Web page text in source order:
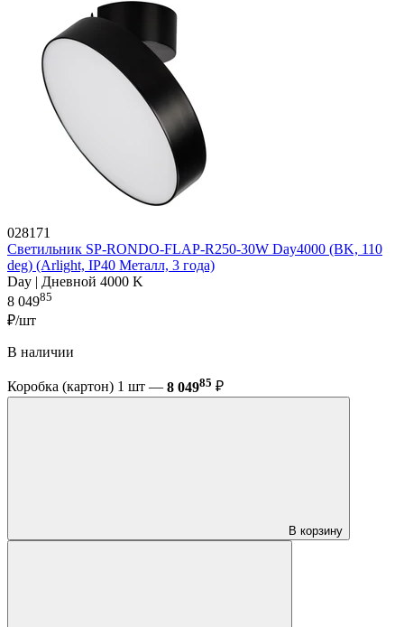
028171
Светильник SP-RONDO-FLAP-R250-30W Day4000 (BK, 110
deg) (Arlight, IP40 Металл, 3 года)
Day | Дневной 4000 K
8 04985
₽/шт
В наличии
Коробка (картон) 1 шт — 8 04985 ₽
В корзину